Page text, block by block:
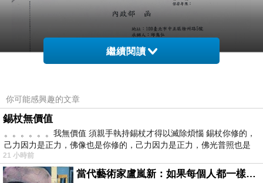
繼續閱讀
你可能感興趣的文章
錫杖無價值
。。。。。。我無價值 須親手執持錫杖才得以滅除煩惱 錫杖你修的，
己力因力是正力，佛像也是你修的，己力因力是正力，佛光普照也是
21 小時前
當代藝術家盧嵐新：如果每個人都一樣，這世界該有多無聊？